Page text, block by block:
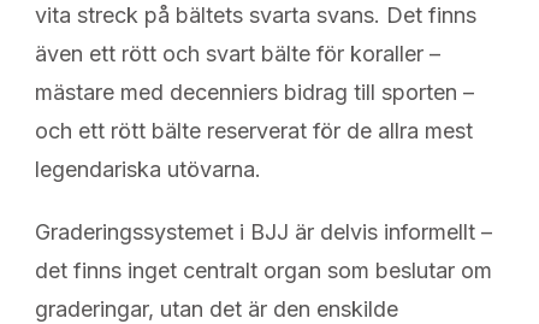
vita streck på bältets svarta svans. Det finns
även ett rött och svart bälte för koraller –
mästare med decenniers bidrag till sporten –
och ett rött bälte reserverat för de allra mest
legendariska utövarna.
Graderings­systemet i BJJ är delvis informellt –
det finns inget centralt organ som beslutar om
graderingar, utan det är den enskilde